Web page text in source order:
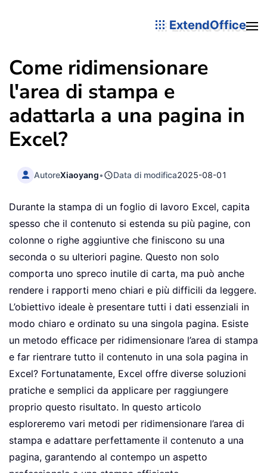
ExtendOffice
Come ridimensionare
l'area di stampa e
adattarla a una pagina in
Excel?
AutoreXiaoyang• Data di modifica2025-08-01
Durante la stampa di un foglio di lavoro Excel, capita
spesso che il contenuto si estenda su più pagine, con
colonne o righe aggiuntive che finiscono su una
seconda o su ulteriori pagine. Questo non solo
comporta uno spreco inutile di carta, ma può anche
rendere i rapporti meno chiari e più difficili da leggere.
L’obiettivo ideale è presentare tutti i dati essenziali in
modo chiaro e ordinato su una singola pagina. Esiste
un metodo efficace per ridimensionare l’area di stampa
e far rientrare tutto il contenuto in una sola pagina in
Excel? Fortunatamente, Excel offre diverse soluzioni
pratiche e semplici da applicare per raggiungere
proprio questo risultato. In questo articolo
esploreremo vari metodi per ridimensionare l’area di
stampa e adattare perfettamente il contenuto a una
pagina, garantendo al contempo un aspetto